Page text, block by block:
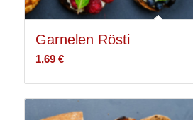
Garnelen Rösti
1,69 €